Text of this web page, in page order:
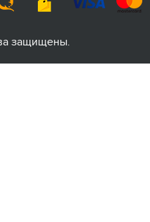
защищены.